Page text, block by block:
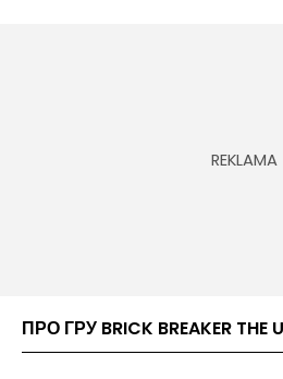
ПРО ГРУ BRICK BREAKER THE